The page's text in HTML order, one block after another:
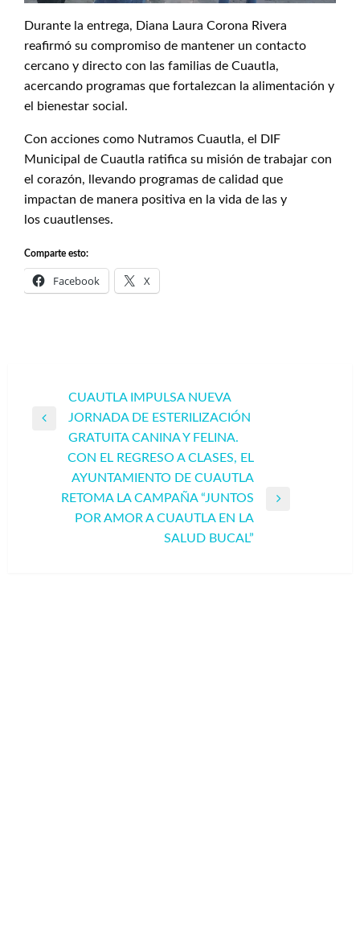
Durante la entrega, Diana Laura Corona Rivera
reafirmó su compromiso de mantener un contacto
cercano y directo con las familias de Cuautla,
acercando programas que fortalezcan la alimentación y
el bienestar social.
Con acciones como Nutramos Cuautla, el DIF
Municipal de Cuautla ratifica su misión de trabajar con
el corazón, llevando programas de calidad que
impactan de manera positiva en la vida de las y
los cuautlenses.
Comparte esto:
Facebook X
Navegación
de
entradas
CUAUTLA IMPULSA NUEVA
JORNADA DE ESTERILIZACIÓN
GRATUITA CANINA Y FELINA.
CON EL REGRESO A CLASES, EL
AYUNTAMIENTO DE CUAUTLA
RETOMA LA CAMPAÑA “JUNTOS
POR AMOR A CUAUTLA EN LA
SALUD BUCAL”